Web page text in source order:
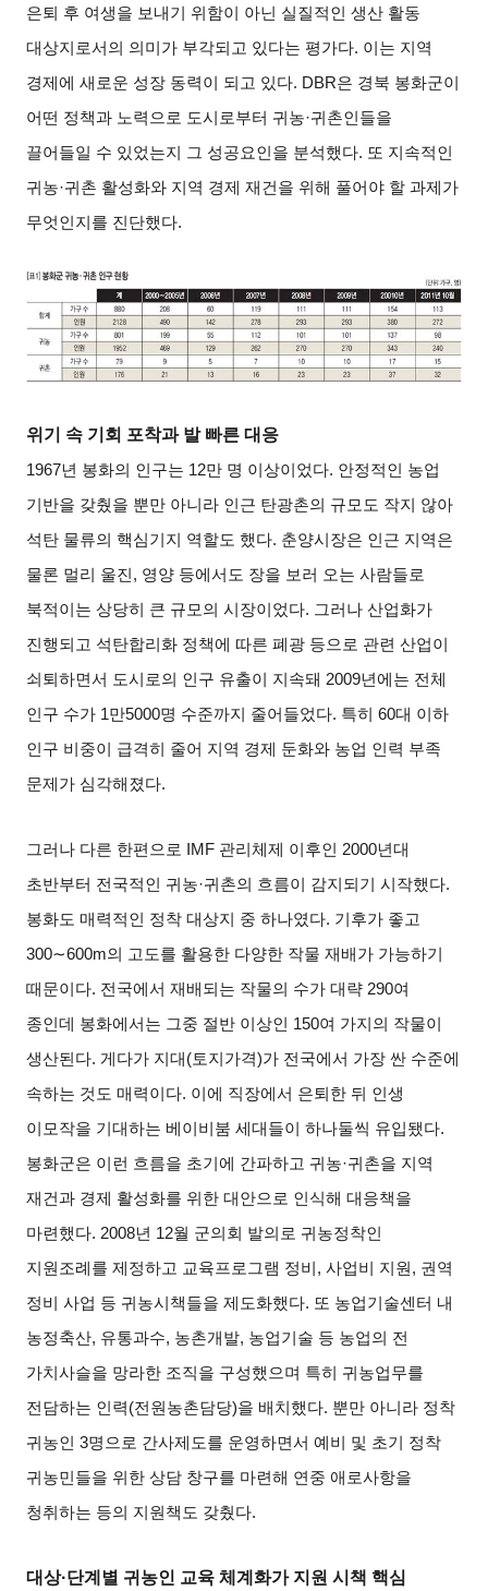
은퇴 후 여생을 보내기 위함이 아닌 실질적인 생산 활동
대상지로서의 의미가 부각되고 있다는 평가다. 이는 지역
경제에 새로운 성장 동력이 되고 있다. DBR은 경북 봉화군이
어떤 정책과 노력으로 도시로부터 귀농·귀촌인들을
끌어들일 수 있었는지 그 성공요인을 분석했다. 또 지속적인
귀농·귀촌 활성화와 지역 경제 재건을 위해 풀어야 할 과제가
무엇인지를 진단했다.
위기 속 기회 포착과 발 빠른 대응
1967년 봉화의 인구는 12만 명 이상이었다. 안정적인 농업
기반을 갖췄을 뿐만 아니라 인근 탄광촌의 규모도 작지 않아
석탄 물류의 핵심기지 역할도 했다. 춘양시장은 인근 지역은
물론 멀리 울진 , 영양 등에서도 장을 보러 오는 사람들로
북적이는 상당히 큰 규모의 시장이었다. 그러나 산업화가
진행되고 석탄합리화 정책에 따른 폐광 등으로 관련 산업이
쇠퇴하면서 도시로의 인구 유출이 지속돼 2009년에는 전체
인구 수가 1만5000명 수준까지 줄어들었다. 특히 60대 이하
인구 비중이 급격히 줄어 지역 경제 둔화와 농업 인력 부족
문제가 심각해졌다.
그러나 다른 한편으로 IMF 관리체제 이후인 2000년대
초반부터 전국적인 귀농·귀촌의 흐름이 감지되기 시작했다.
봉화도 매력적인 정착 대상지 중 하나였다. 기후가 좋고
300∼600m의 고도를 활용한 다양한 작물 재배가 가능하기
때문이다. 전국에서 재배되는 작물의 수가 대략 290여
종인데 봉화에서는 그중 절반 이상인
150여 가지의 작물이
생산된다. 게다가 지대 (토지가격)가 전국에서 가장 싼 수준에
속하는 것도 매력이다. 이에 직장에서 은퇴한 뒤 인생
이모작을 기대하는 베이비붐 세대들이 하나둘씩 유입됐다.
봉화군은 이런 흐름을 초기에 간파하고 귀농·귀촌을 지역
재건과 경제 활성화를 위한 대안으로 인식해 대응책을
마련했다. 2008년 12월 군의회 발의로 귀농정착인
지원조례를 제정하고 교육프로그램 정비 ,사업비 지원 , 권역
정비 사업 등 귀농시책들을 제도화했다. 또 농업기술센터 내
농정축산, 유통과수, 농촌개발, 농업기술 등 농업의 전
가치사슬을 망라한 조직을 구성했으며 특히 귀농업무를
전담하는 인력(전원농촌담당)을 배치했다. 뿐만 아니라 정착
귀농인
3명으로 간사제도를 운영하면서 예비 및 초기 정착
귀농민들을 위한 상담 창구를 마련해 연중 애로사항을
청취하는 등의 지원책도 갖췄다.
대상·단계별 귀농인 교육 체계화가 지원 시책 핵심